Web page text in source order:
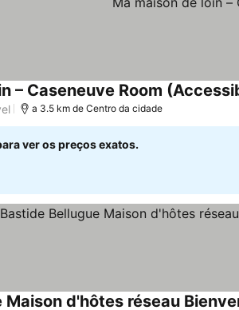
– Caseneuve Room
a 3.5 km de Centro da cidade
ver os preços exatos.
d'hôtes réseau